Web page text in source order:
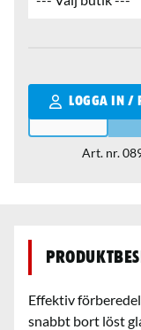
LOGGA IN /
Qantity
Art. nr.
Effektiv
snabbt bort löst